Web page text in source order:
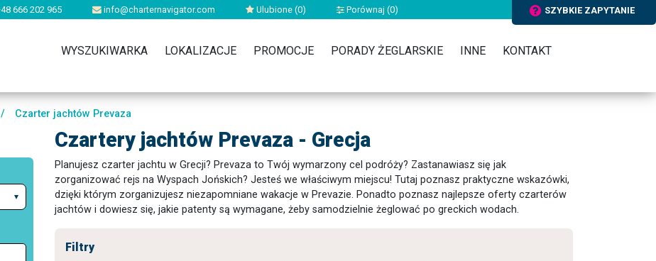
666 202 965 info@charternavigator.com Ulubione (0) Porównaj (0) SZYBKIE ZAPYTANIE
WYSZUKIWARKA LOKALIZACJE PROMOCJE PORADY ŻEGLARSKIE INNE KONTAKT
/ Czarter jachtów Prevaza
Czartery jachtów Prevaza - Grecja
Planujesz czarter jachtu w Grecji? Prevaza to Twój wymarzony cel podróży? Zastanawiasz się jak
zorganizować rejs na Wyspach Jońskich? Jesteś we właściwym miejscu! Tutaj poznasz praktyczne wskazówki,
dzięki którym zorganizujesz niezapomniane wakacje w Prevazie. Ponadto poznasz najlepsze oferty czarterów
jachtów i dowiesz się, jakie patenty są wymagane, żeby samodzielnie żeglować po greckich wodach.
Filtry